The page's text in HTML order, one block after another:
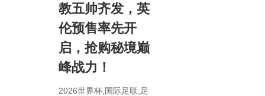
教五帅齐发，英
伦预售率先开
启，抢购秘境巅
峰战力！
2026世界杯,国际足联,足